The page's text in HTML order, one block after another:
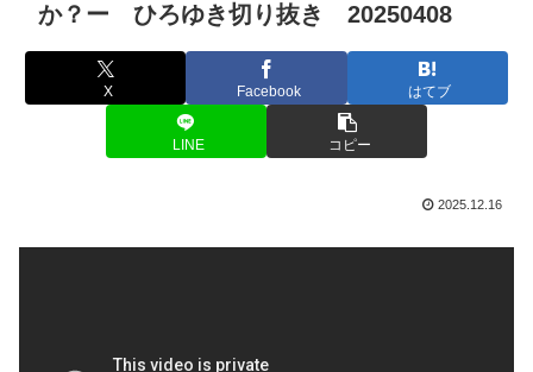
か？ー ひろゆき切り抜き 20250408
X Facebook はてブ
LINE コピー
2025.12.16